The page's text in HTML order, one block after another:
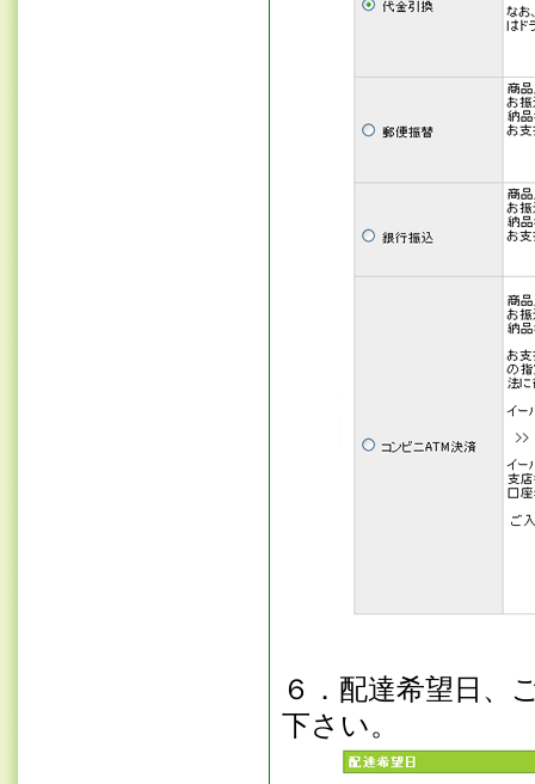
６．配達希望日、
下さい。